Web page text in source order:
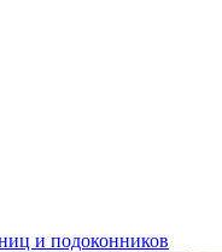
и подоконников